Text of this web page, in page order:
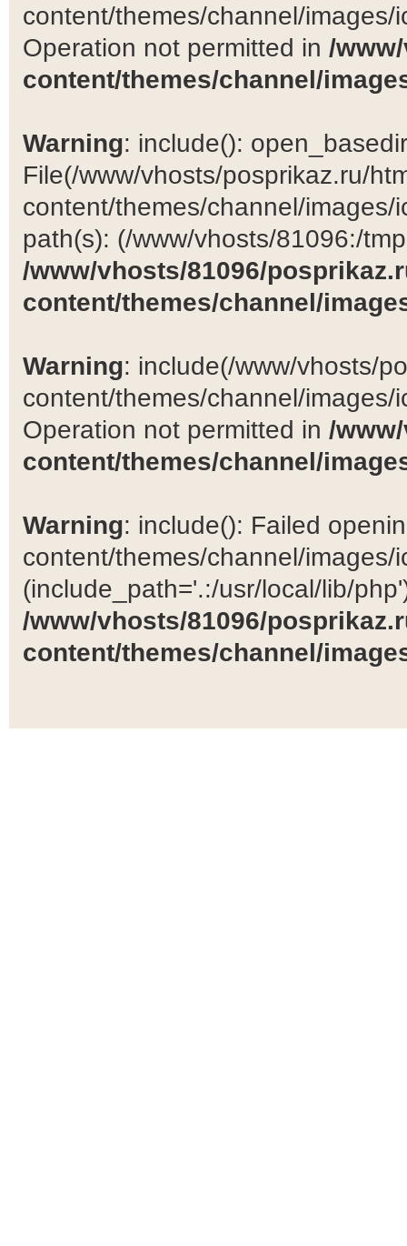
content/themes/channel/
Operation not permitted in /
content/themes/channel/
Warning: include():
File(/www/vhosts/posprikaz.ru/
content/themes/channel/
path(s): (/www/vhosts/81096:/
/www/vhosts/81096/
content/themes/channel/
Warning: include(/www/vhosts/
content/themes/channel/
Operation not permitted in /
content/themes/channel/
Warning: include(): Failed
content/themes/channel/images/
(include_path='.:/usr/local/lib/
/www/vhosts/81096/
content/themes/channel/